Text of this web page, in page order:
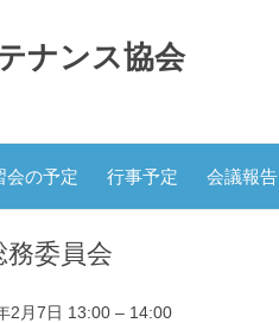
ナンス協会
ン
テ
会の予定 行事予定 会議報告
務委員会
2月7日 13:00 – 14:00